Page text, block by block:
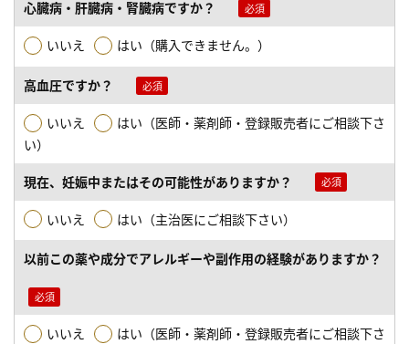
心臓病・肝臓病・腎臓病ですか？
いいえ はい（購入できません。）
高血圧ですか？
いいえ
はい（医師・薬剤師・登録販売者にご相談下さ
い）
現在、妊娠中またはその可能性がありますか？
いいえ はい（主治医にご相談下さい）
以前この薬や成分でアレルギーや副作用の経験がありますか？
いいえ
はい（医師・薬剤師・登録販売者にご相談下さ